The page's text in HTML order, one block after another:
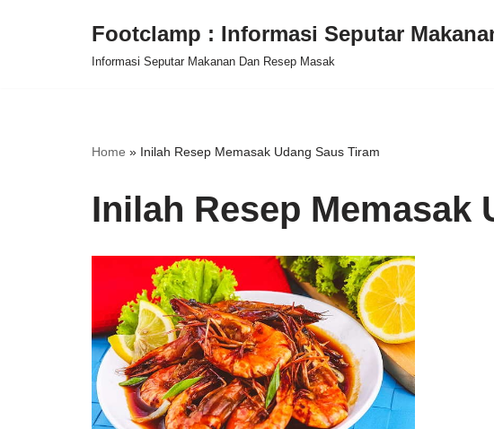
Footclamp : Informasi Seputar
Informasi Seputar Makanan Dan Resep Masak
Home » Inilah Resep Memasak Udang Saus Tiram
Inilah Resep Memasak